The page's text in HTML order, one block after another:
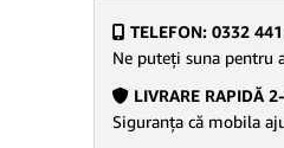
TELEFON: 0332
Ne puteţi suna pentru
LIVRARE RAPIDĂ
Siguranţa că mobila